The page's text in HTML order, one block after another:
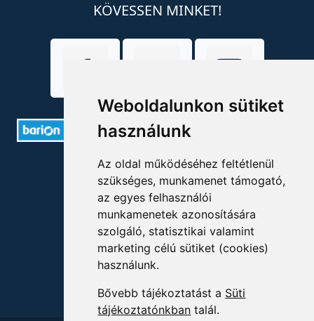
Weboldalunkon sütiket
használunk
Az oldal működéséhez feltétlenül
szükséges, munkamenet támogató,
az egyes felhasználói
munkamenetek azonosítására
szolgáló, statisztikai valamint
marketing célú sütiket (cookies)
használunk.
Bővebb tájékoztatást a Süti
tájékoztatónkban talál.
KÖVESSEN MINKET!
ELÉRHETŐSÉGEK
+36 1 880 7600
info@mprx.hu